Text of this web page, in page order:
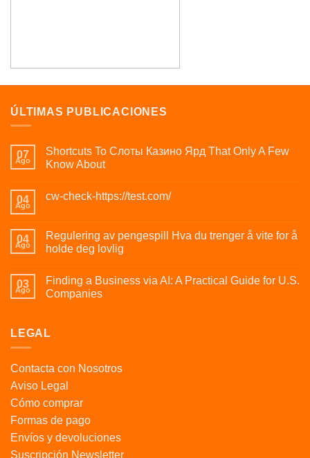
ÚLTIMAS PUBLICACIONES
07
Ago
Shortcuts To Слоты Казино Ярд That Only A Few
Know About
04
Ago
cw-check-https://test.com/
04
Ago
Regulering av pengespill Hva du trenger å vite for å
holde deg lovlig
03
Ago
Finding a Business via AI: A Practical Guide for U.S.
Companies
LEGAL
Contacta con Nosotros
Aviso Legal
Cómo comprar
Formas de pago
Envíos y devoluciones
Suscripción Newsletter